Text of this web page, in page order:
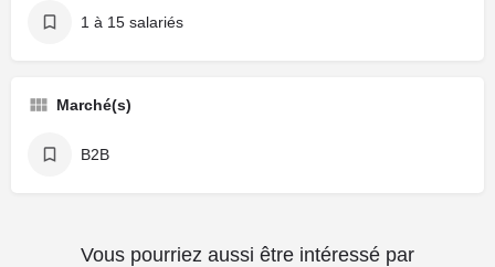
1 à 15 salariés
Marché(s)
B2B
Vous pourriez aussi être intéressé par